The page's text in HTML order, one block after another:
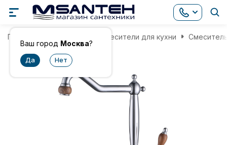
Ваш город Москва?
Главная Смесители для кухни